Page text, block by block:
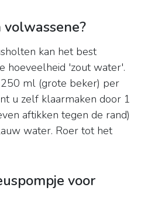
volwassene?
kan het best
hoeveelheid 'zout water'.
ml (grote beker) per
u zelf klaarmaken door 1
aftikken tegen de rand)
water. Roer tot het
voor